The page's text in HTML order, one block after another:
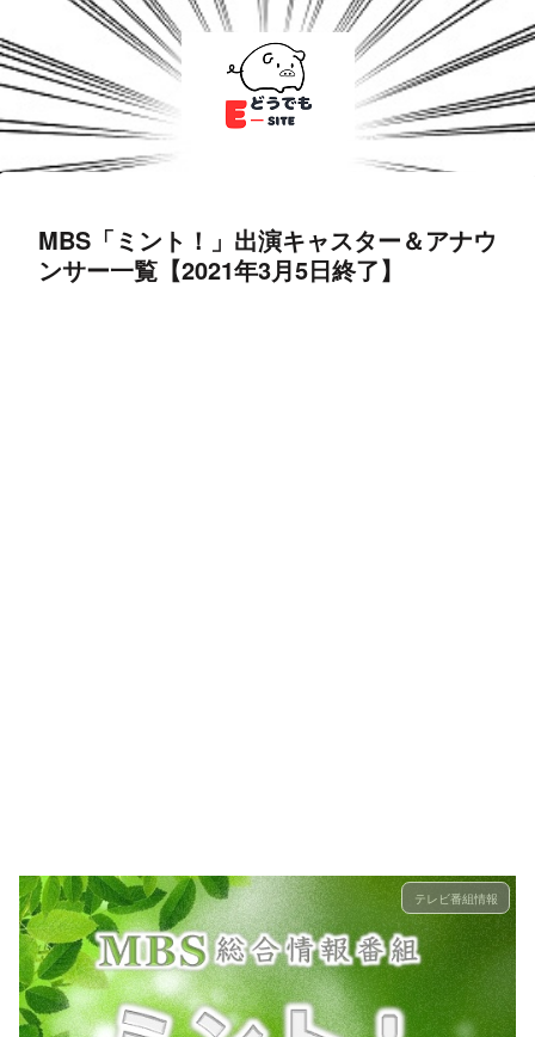
MBS「ミント！」出演キャスター＆アナウ
ンサー一覧【2021年3月5日終了】
テレビ番組情報